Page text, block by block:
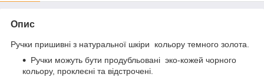
Опис
Ручки пришивні з натуральної шкіри кольору темного золота.
Ручки можуть бути продубльовані эко-кожей чорного
кольору, проклеєні та відстрочені.